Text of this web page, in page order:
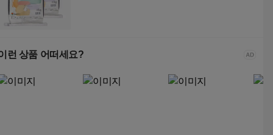
런 상품 어떠세요?